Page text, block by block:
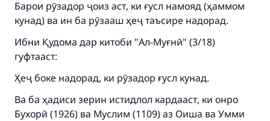
Барои рӯзадор ҷоиз аст, ки ғусл намояд (ҳаммом
кунад) ва ин ба рӯзааш ҳеҷ таъсире надорад.
Ибни Қудома дар китоби "Ал-Муғнӣ" (3/18)
гуфтааст:
Ҳеҷ боке надорад, ки рӯзадор ғусл кунад.
Ва ба ҳадиси зерин истидлол кардааст, ки онро
Бухорӣ (1926) ва Муслим (1109) аз Оиша ва Умми